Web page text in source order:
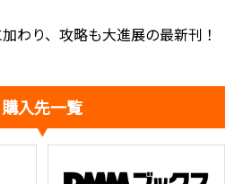
わり、攻略も大進展の最新刊！
購入先一覧